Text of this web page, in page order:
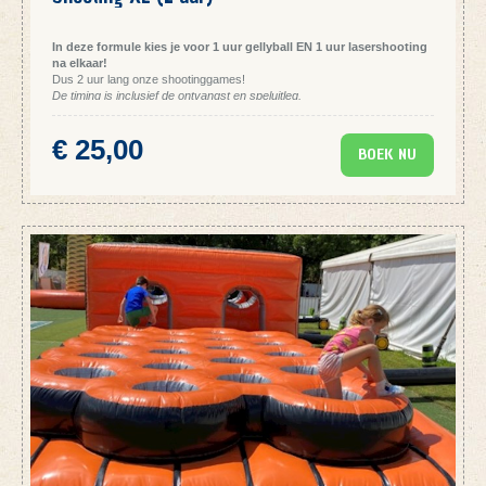
In deze formule kies je voor 1 uur gellyball EN 1 uur lasershooting
na elkaar!
Dus 2 uur lang onze shootinggames!
De timing is inclusief de ontvangst en speluitleg.
deelnemers aan. Wijzigt dit aantal nadien nog, geen probleem, je kan ons
dat altijd via mail laten weten (
€ 25,00 BOEK NU